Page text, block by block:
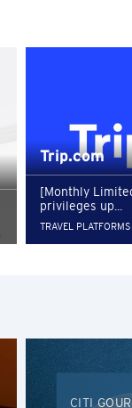
Trip.com
[Monthly
privileges up...
TRAVEL
CITI
禮遇網
經營之
責(包括客戶隱
爭議，請逕洽合